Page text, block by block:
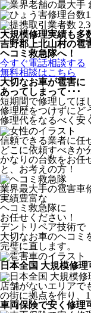
大規模修理実績も多
吉野郡上北山村の雹
ヘコミ救急隊へ！
今すぐ電話相談する
無料相談はこちら
大切なお車が雹害に
あってしまって･･･
短期間で修理してほ
修理歴をつけずにど
修理代をなるべく安
信頼できる業者に任
どこに依頼すべきか
かなりの台数をお任
と、お考えの方！
業界最大手の雹害車
実績豊富な
ヘコミ救急隊に
お任せください！
デントリペア技術で
大切なお車のヘコミ
完璧に直します。
日本全国 大規模修理
店舗がないエリアで
の街に拠点を作り、
車両保険で安く修理